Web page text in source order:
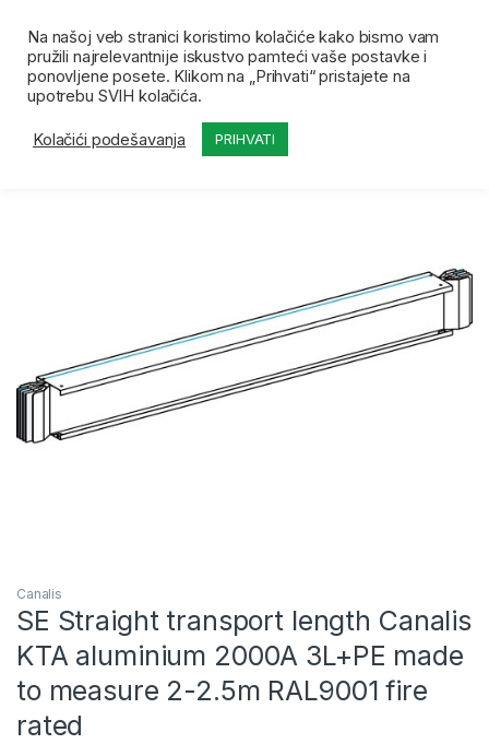
Početna Prodavnica Canalis SE Straight
Canalis
SE Straight transport length Canalis
KTA aluminium 2000A 3L+PE made
to measure 2-2.5m RAL9001 fire
rated
Na našoj veb stranici koristimo kolačiće kako bismo vam
pružili najrelevantnije iskustvo pamteći vaše postavke i
ponovljene posete. Klikom na „Prihvati“ pristajete na
upotrebu SVIH kolačića.
Kolačići podešavanja PRIHVATI